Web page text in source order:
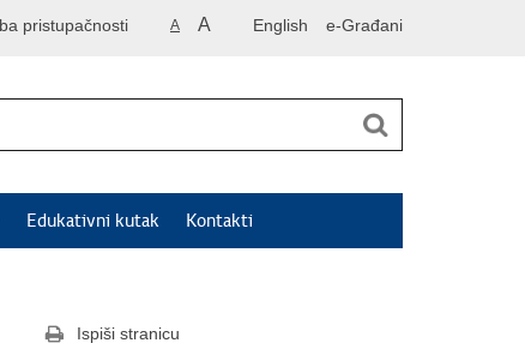
English e-Građani
A A
pristupačnosti
Edukativni kutak Kontakti
Ispiši stranicu